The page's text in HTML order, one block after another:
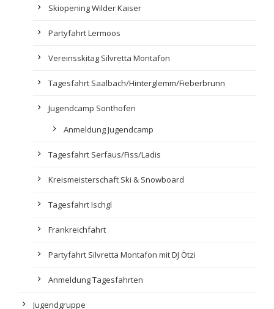
Skiopening Wilder Kaiser
Partyfahrt Lermoos
Vereinsskitag Silvretta Montafon
Tagesfahrt Saalbach/Hinterglemm/Fieberbrunn
Jugendcamp Sonthofen
Anmeldung Jugendcamp
Tagesfahrt Serfaus/Fiss/Ladis
Kreismeisterschaft Ski & Snowboard
Tagesfahrt Ischgl
Frankreichfahrt
Partyfahrt Silvretta Montafon mit DJ Ötzi
Anmeldung Tagesfahrten
Jugendgruppe